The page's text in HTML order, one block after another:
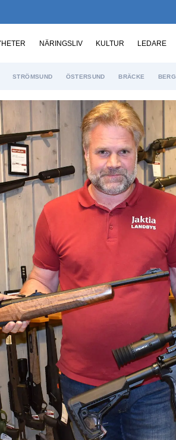
NÄRINGSLIV KULTUR LEDARE
STRÖMSUND ÖSTERSUND BRÄCKE BERG